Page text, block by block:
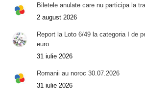
Biletele anulate care nu participa la
2 august 2026
Report la Loto 6/49 la categoria I de
euro
31 iulie 2026
Romanii au noroc 30.07.2026
31 iulie 2026